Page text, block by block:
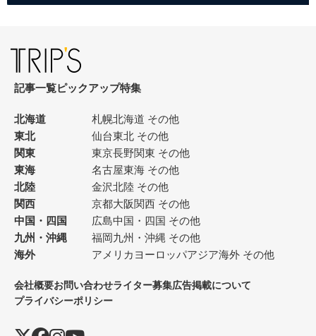
記事一覧ピックアップ特集
北海道 札幌北海道 その他
東北
仙台東北 その他
関東
東京長野関東 その他
東海
名古屋東海 その他
北陸
金沢北陸 その他
関西
京都大阪関西 その他
中国・四国
広島中国・四国 その他
九州・沖縄
福岡九州・沖縄 その他
海外
アメリカ ヨーロッパアジア海外 その他
会社概要お問い合わせライター募集広告掲載について
プライバシーポリシー